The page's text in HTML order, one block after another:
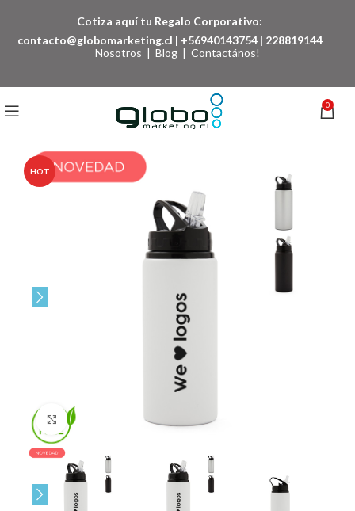
Cotiza aquí tu Regalo Corporativo:
contacto@globomarketing.cl | +56940143754 | 228819144
Nosotros | Blog | Contactános!
0
HOT
Click to enlarge